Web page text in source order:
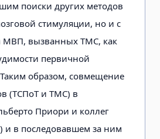
поиски других методов
стимуляции, но и с
МВП, вызванных ТМС, как
первичной
образом, совмещение
(ТСПоТ и ТМС) в
Приори и коллег
и в последовавшем за ним